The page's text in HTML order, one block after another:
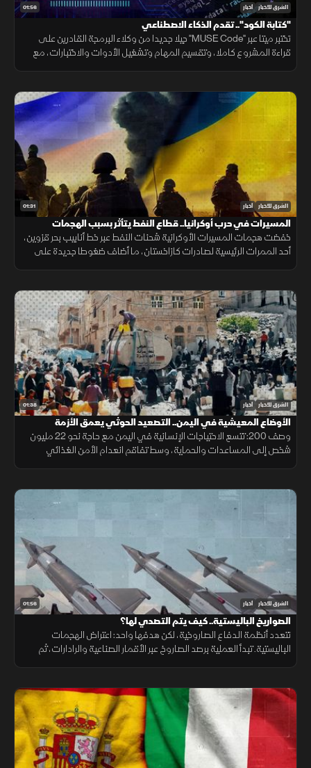
01:56 الشرق للأخبار أخبار
"كتابة الكود".. تقدم الذكاء الاصطناعي
تختبر ميتا عبر "MUSE Code" جيلا جديدا من وكلاء البرمجة القادرين على
قراءة المشروع كاملا، وتقسيم المهام وتشغيل الأدوات والاختبارات، مع
01:31 الشرق للأخبار أخبار
المسيرات في حرب أوكرانيا.. قطاع النفط يتأثر بسبب الهجمات
خفضت هجمات المسيرات الأوكرانية شحنات النفط عبر خط أنابيب بحر قزوين،
أحد الممرات الرئيسية لصادرات كازاخستان، ما أضاف ضغوطا جديدة على
01:38 الشرق للأخبار أخبار
الأوضاع المعيشية في اليمن.. التصعيد الحوثي يعمق الأزمة
وصف 200: تتسع الاحتياجات الإنسانية في اليمن مع حاجة نحو 22 مليون
شخص إلى المساعدات والحماية، وسط تفاقم انعدام الأمن الغذائي
01:56 الشرق للأخبار أخبار
الصواريخ الباليستية.. كيف يتم التصدي لها؟
تتعدد أنظمة الدفاع الصاروخية، لكن هدفها واحد: اعتراض الهجمات
الباليستية. تبدأ العملية برصد الصاروخ عبر الأقمار الصناعية والرادارات، ثم